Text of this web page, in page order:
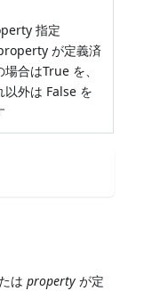
指定
が定義済
場合はTrue を、
以外は False を
はproperty が定